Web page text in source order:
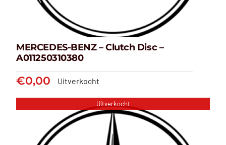
MERCEDES-BENZ – Clutch Disc
– A011250310380
MERCEDES-BENZ – Clutch Disc –
A011250310380
€0,00 Uitverkocht
Uitverkocht